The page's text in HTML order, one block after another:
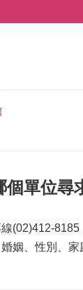
單位尋
(02)412-
姻、性別、